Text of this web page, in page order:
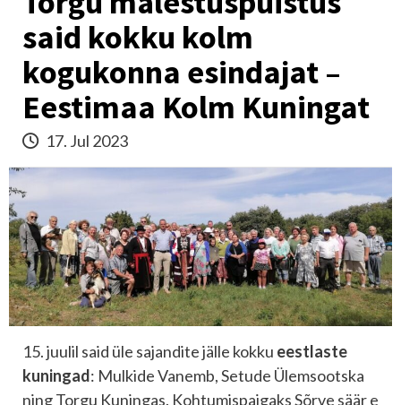
said kokku kolm
kogukonna esindajat –
Eestimaa Kolm Kuningat
17. Jul 2023
15. juulil said üle sajandite jälle kokku eestlaste
kuningad: Mulkide Vanemb, Setude Ülemsootska
ning Torgu Kuningas. Kohtumispaigaks Sõrve säär e